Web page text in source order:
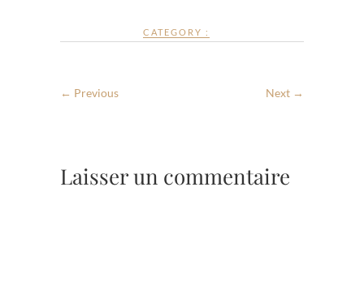
CATEGORY :
← Previous Next →
Laisser un commentaire